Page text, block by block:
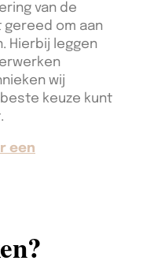
van de
om aan
Hierbij leggen
wij
keuze kunt
een